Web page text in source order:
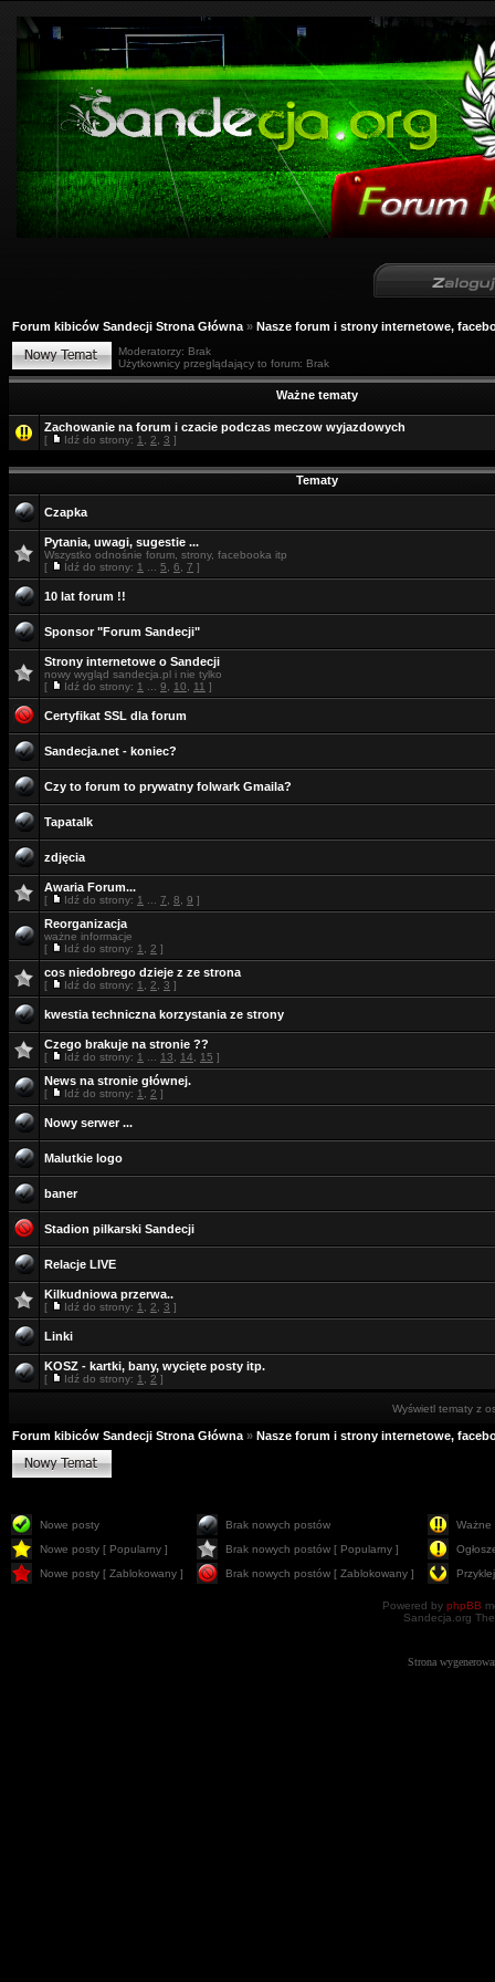
Forum kibiców Sandecji Strona Główna » Nasze forum i strony internetowe,
Moderatorzy: Brak
Użytkownicy przeglądający to forum: Brak
Ważne tematy
Zachowanie na forum i czacie podczas meczow wyjazdowych
[ Idź do strony: 1 2 3 ]
Tematy
Czapka
Pytania, uwagi, sugestie ...
Wszystko odnośnie forum, strony, facebooka itp
[
Idź do strony: 1 5 6 7 ]
10 lat forum !!
Sponsor "Forum Sandecji"
Strony internetowe o Sandecji
nowy wygląd sandecja.pl i nie tylko
[
Idź do strony: 1 9 10 11 ]
Certyfikat SSL dla forum
Sandecja.net - koniec?
Czy to forum to prywatny folwark Gmaila?
Tapatalk
zdjęcia
Awaria Forum...
[ Idź do strony: 1 7 8 9 ]
Reorganizacja
ważne informacje
[
Idź do strony: 1 2 ]
cos niedobrego dzieje z ze strona
[ Idź do strony: 1 2 3 ]
kwestia techniczna korzystania ze strony
Czego brakuje na stronie ??
[ Idź do strony: 1 13 14 15 ]
News na stronie głównej.
[ Idź do strony: 1 2 ]
Nowy serwer ...
Malutkie logo
baner
Stadion pilkarski Sandecji
Relacje LIVE
Kilkudniowa przerwa..
[ Idź do strony: 1 2 3 ]
Linki
KOSZ - kartki, bany, wycięte posty itp.
[ Idź do strony: 1 2 ]
Wyświetl tematy z
Forum kibiców Sandecji Strona Główna » Nasze forum i strony internetowe,
Nowe posty Brak nowych postów
Ważne
Nowe posty [ Popularny ]
Brak nowych postów [ Popularny ]
Nowe posty [ Zablokowany ]
Brak nowych postów [ Zablokowany ]
Powered by phpBB
Sandecja.org
Strona